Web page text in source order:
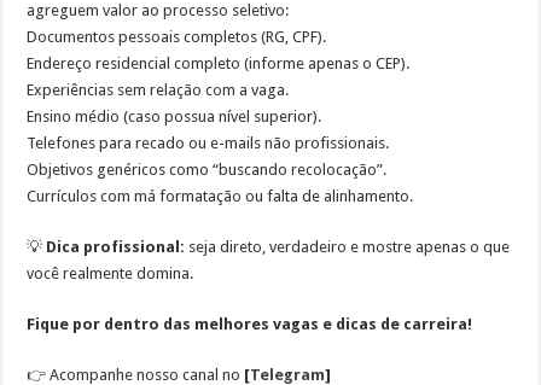
agreguem valor ao processo seletivo:
Documentos pessoais completos (RG, CPF).
Endereço residencial completo (informe apenas o CEP).
Experiências sem relação com a vaga.
Ensino médio (caso possua nível superior).
Telefones para recado ou e-mails não profissionais.
Objetivos genéricos como “buscando recolocação”.
Currículos com má formatação ou falta de alinhamento.
💡 Dica profissional: seja direto, verdadeiro e mostre apenas o que
você realmente domina.
Fique por dentro das melhores vagas e dicas de carreira!
👉 Acompanhe nosso canal no [Telegram]